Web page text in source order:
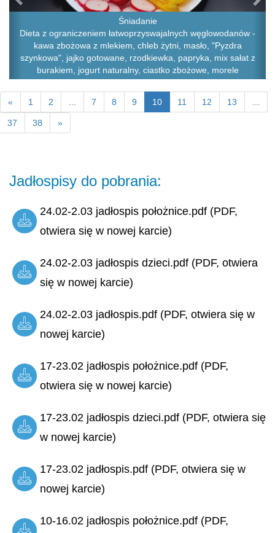
Śniadanie
Dieta z ograniczeniem łatwoprzyswajalnych węglowodanów -
kawa zbożowa z mlekiem, chleb żytni, masło, "Pyzdra
szynkowa", jajko gotowane, rzodkiewka, papryka, mix sałat z
burakiem, jogurt naturalny, ciastko zbożowe, morele
« 1 2 7 8 9 10 11 12 13
37 38 »
Jadłospisy do pobrania:
24.02-2.03 jadłospis położnice.pdf (PDF,
otwiera się w nowej karcie)
24.02-2.03 jadłospis dzieci.pdf (PDF, otwiera
się w nowej karcie)
24.02-2.03 jadłospis.pdf (PDF, otwiera się w
nowej karcie)
17-23.02 jadłospis położnice.pdf (PDF,
otwiera się w nowej karcie)
17-23.02 jadłospis dzieci.pdf (PDF, otwiera się
w nowej karcie)
17-23.02 jadłospis.pdf (PDF, otwiera się w
nowej karcie)
10-16.02 jadłospis położnice.pdf (PDF,